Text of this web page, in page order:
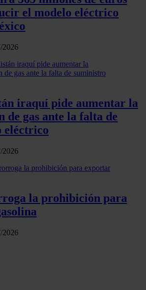
o que hayan recopilado a
hecho de sus servicios.
el modelo eléctrico
2026
iraquí pide aumentar la
de gas ante la falta de
eléctrico
2026
la prohibición para
2026